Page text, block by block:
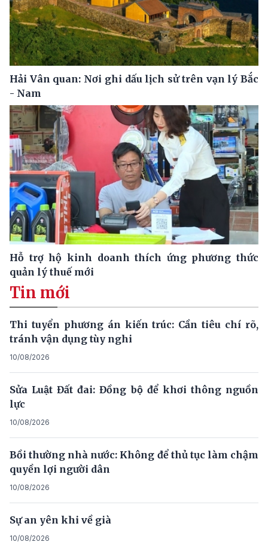
Hải Vân quan: Nơi ghi dấu lịch sử trên vạn lý Bắc
- Nam
Hỗ trợ hộ kinh doanh thích ứng phương thức
quản lý thuế mới
Tin mới
Thi tuyển phương án kiến trúc: Cần tiêu chí rõ,
tránh vận dụng tùy nghi
10/08/2026
Sửa Luật Đất đai: Đồng bộ để khơi thông nguồn
lực
10/08/2026
Bồi thường nhà nước: Không để thủ tục làm chậm
quyền lợi người dân
10/08/2026
Sự an yên khi về già
10/08/2026